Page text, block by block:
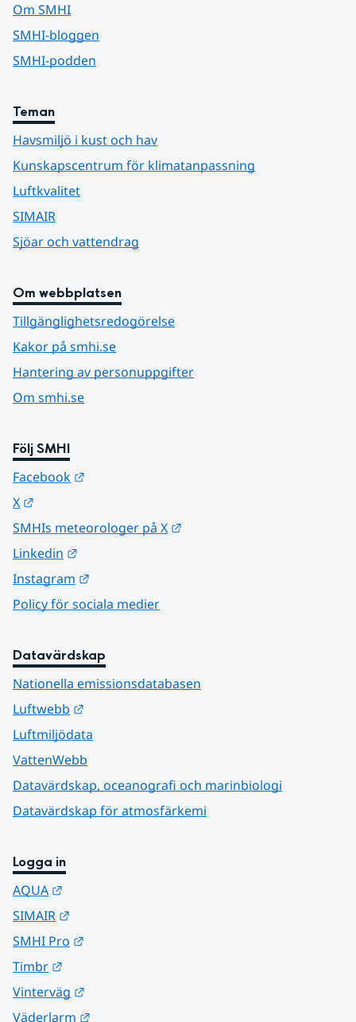
Om SMHI
SMHI-bloggen
SMHI-podden
Teman
Havsmiljö i kust och hav
Kunskapscentrum för klimatanpassning
Luftkvalitet
SIMAIR
Sjöar och vattendrag
Om webbplatsen
Tillgänglighetsredogörelse
Kakor på smhi.se
Hantering av personuppgifter
Om smhi.se
Följ SMHI
Facebook
X
SMHIs meteorologer på X
Linkedin
Instagram
Policy för sociala medier
Datavärdskap
Nationella emissionsdatabasen
Luftwebb
Luftmiljödata
VattenWebb
Datavärdskap, oceanografi och marinbiologi
Datavärdskap för atmosfärkemi
Logga in
AQUA
SIMAIR
SMHI Pro
Timbr
Vinterväg
Väderlarm